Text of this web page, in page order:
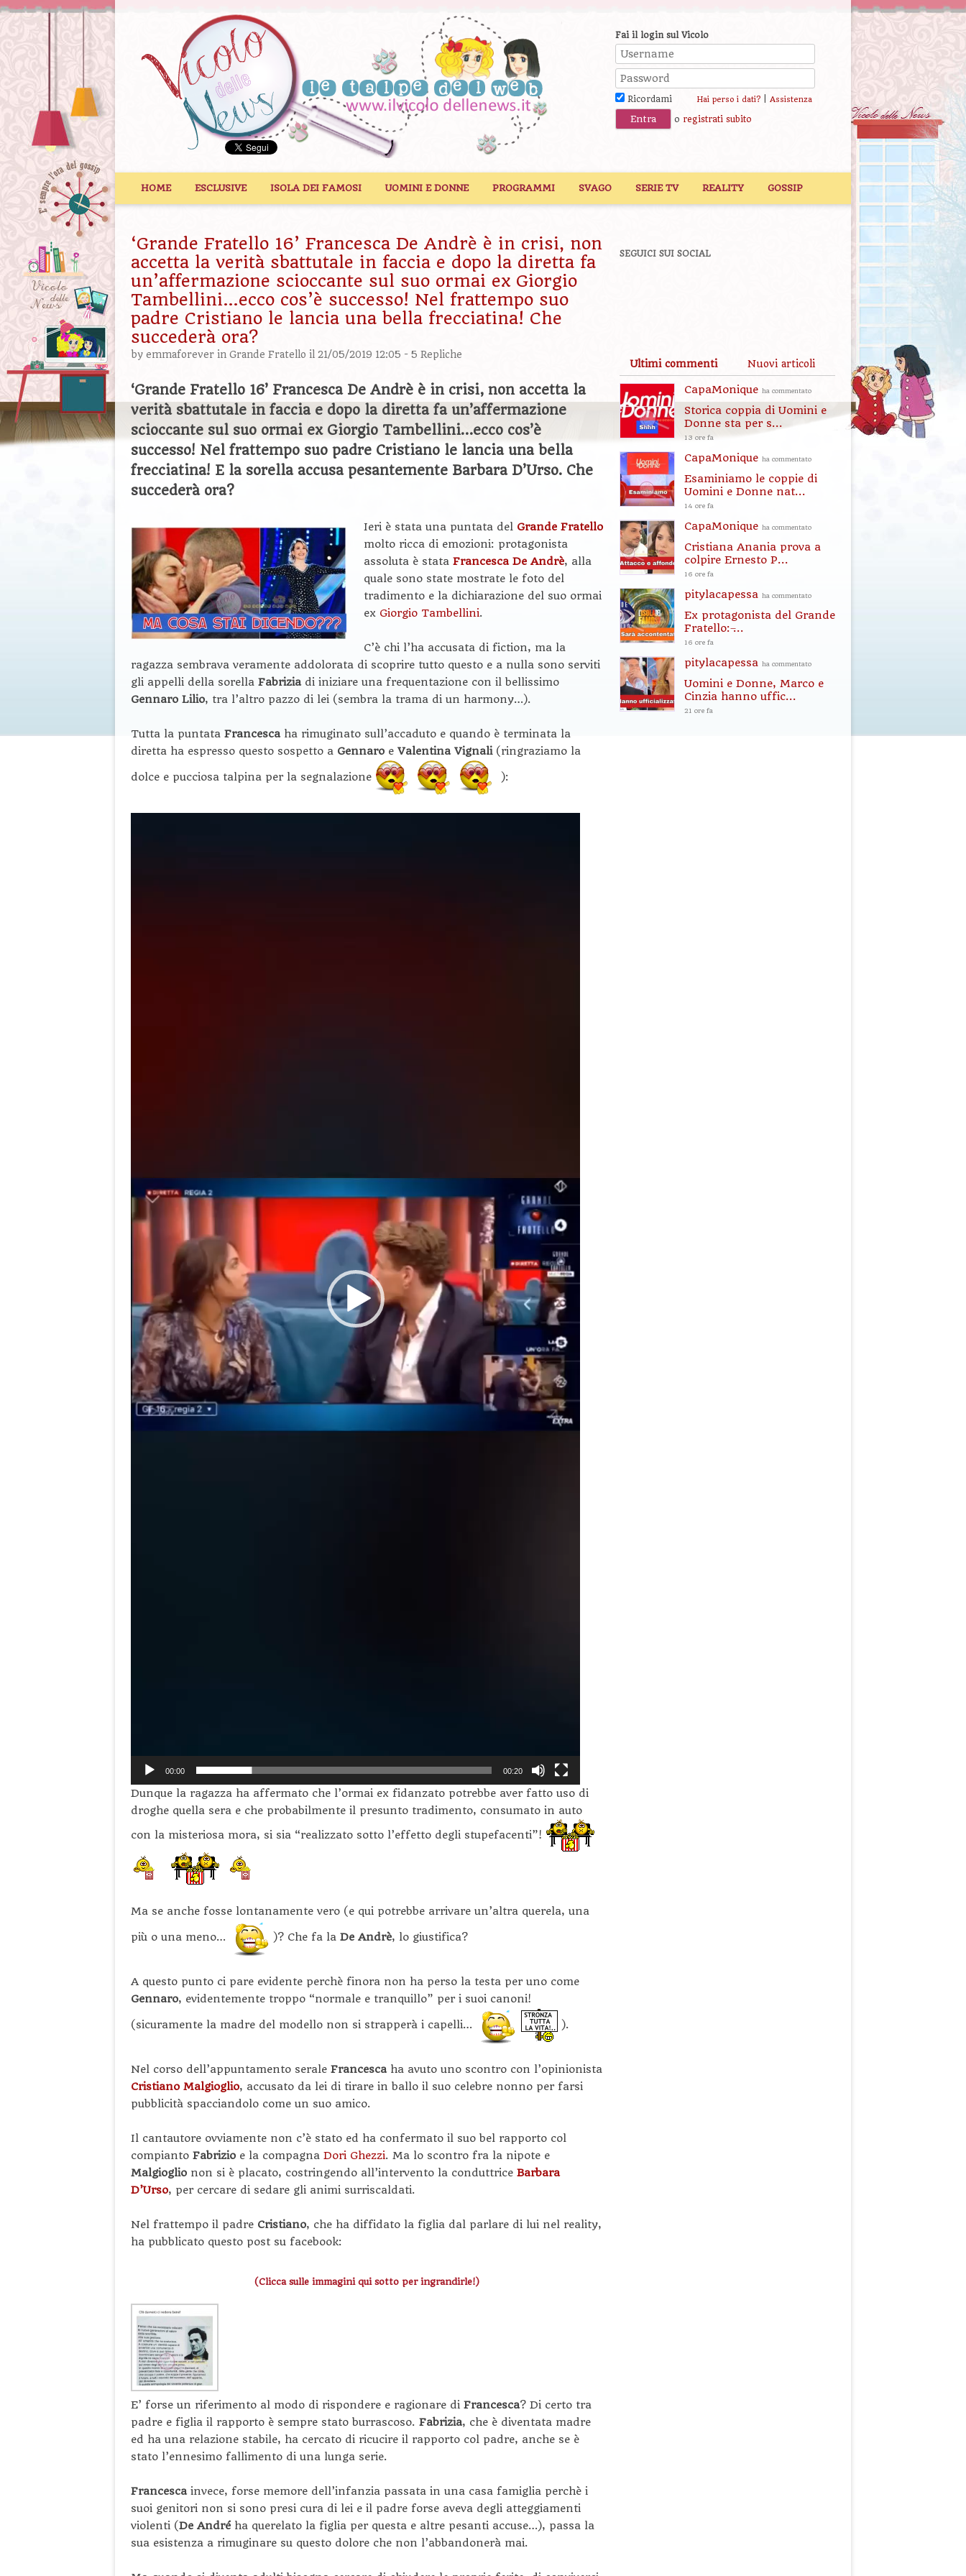
Fai il login sul Vicolo
Ricordami Hai perso i dati?| Assistenza
o registrati subito
HOME ESCLUSIVE ISOLA DEI FAMOSI UOMINI E DONNE PROGRAMMI SVAGO SERIE TV REALITY GOSSIP
‘Grande Fratello 16’ Francesca De Andrè è in crisi, non
accetta la verità sbattutale in faccia e dopo la diretta fa
un’affermazione scioccante sul suo ormai ex Giorgio
Tambellini…ecco cos’è successo! Nel frattempo suo
padre Cristiano le lancia una bella frecciatina! Che
succederà ora?
by emmaforever in Grande Fratello il 21/05/2019 12:05 - 5 Repliche
‘Grande Fratello 16’ Francesca De Andrè è in crisi, non accetta la
verità sbattutale in faccia e dopo la diretta fa un’affermazione
scioccante sul suo ormai ex Giorgio Tambellini…ecco cos’è
successo! Nel frattempo suo padre Cristiano le lancia una bella
frecciatina! E la sorella accusa pesantemente Barbara D’Urso. Che
succederà ora?
Ieri è stata una puntata del Grande Fratello
molto ricca di emozioni: protagonista
assoluta è stata Francesca De Andrè, alla
quale sono state mostrate le foto del
tradimento e la dichiarazione del suo ormai
ex Giorgio Tambellini.
C’è chi l’ha accusata di fiction, ma la
ragazza sembrava veramente addolorata di scoprire tutto questo e a nulla sono serviti
gli appelli della sorella Fabrizia di iniziare una frequentazione con il bellissimo
Gennaro Lilio, tra l’altro pazzo di lei (sembra la trama di un harmony…).
Tutta la puntata Francesca ha rimuginato sull’accaduto e quando è terminata la
diretta ha espresso questo sospetto a Gennaro e Valentina Vignali (ringraziamo la
dolce e pucciosa talpina per la segnalazione ):
00:00 00:20
Dunque la ragazza ha affermato che l’ormai ex fidanzato potrebbe aver fatto uso di
droghe quella sera e che probabilmente il presunto tradimento, consumato in auto
con la misteriosa mora, si sia “realizzato sotto l’effetto degli stupefacenti”!
Ma se anche fosse lontanamente vero (e qui potrebbe arrivare un’altra querela, una
più o una meno… )? Che fa la De Andrè, lo giustifica?
A questo punto ci pare evidente perchè finora non ha perso la testa per uno come
Gennaro, evidentemente troppo “normale e tranquillo” per i suoi canoni!
(sicuramente la madre del modello non si strapperà i capelli… ).
Nel corso dell’appuntamento serale Francesca ha avuto uno scontro con l’opinionista
Cristiano Malgioglio, accusato da lei di tirare in ballo il suo celebre nonno per farsi
pubblicità spacciandolo come un suo amico.
Il cantautore ovviamente non c’è stato ed ha confermato il suo bel rapporto col
compianto Fabrizio e la compagna Dori Ghezzi. Ma lo scontro fra la nipote e
Malgioglio non si è placato, costringendo all’intervento la conduttrice Barbara
D’Urso, per cercare di sedare gli animi surriscaldati.
Nel frattempo il padre Cristiano, che ha diffidato la figlia dal parlare di lui nel reality,
ha pubblicato questo post su facebook:
(Clicca sulle immagini qui sotto per ingrandirle!)
E’ forse un riferimento al modo di rispondere e ragionare di Francesca? Di certo tra
padre e figlia il rapporto è sempre stato burrascoso. Fabrizia, che è diventata madre
ed ha una relazione stabile, ha cercato di ricucire il rapporto col padre, anche se è
stato l’ennesimo fallimento di una lunga serie.
Francesca invece, forse memore dell’infanzia passata in una casa famiglia perchè i
suoi genitori non si sono presi cura di lei e il padre forse aveva degli atteggiamenti
violenti (De André ha querelato la figlia per questa e altre pesanti accuse…), passa la
sua esistenza a rimuginare su questo dolore che non l’abbandonerà mai.
SEGUICI SUI SOCIAL
Ultimi commenti Nuovi articoli
CapaMonique ha commentato
Storica coppia di Uomini e
Donne sta per s...
13 ore fa
CapaMonique ha commentato
Esaminiamo le coppie di
Uomini e Donne nat...
14 ore fa
CapaMonique ha commentato
Cristiana Anania prova a
colpire Ernesto P...
16 ore fa
pitylacapessa ha commentato
Ex protagonista del Grande
Fratello: ̶...
16 ore fa
pitylacapessa ha commentato
Uomini e Donne, Marco e
Cinzia hanno uffic...
21 ore fa